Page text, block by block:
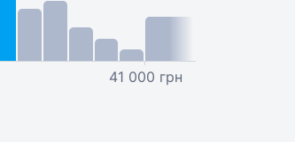
41 000 грн